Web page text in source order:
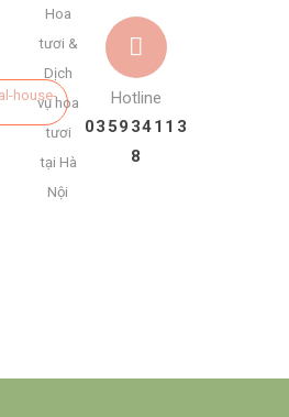
Hoa
tươi &
Dịch
vụ hoa
tươi
tại Hà
Nội
Hotline
035934113
8